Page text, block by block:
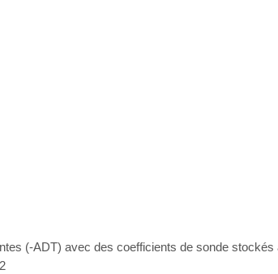
(-ADT) avec des coefficients de sonde stockés